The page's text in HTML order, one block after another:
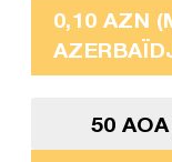
0,10 AZN
50